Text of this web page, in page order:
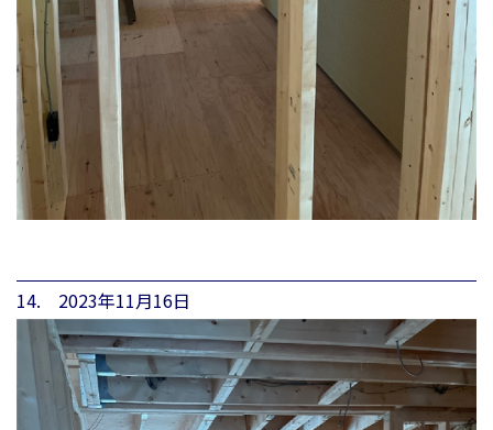
14. 2023年11月16日